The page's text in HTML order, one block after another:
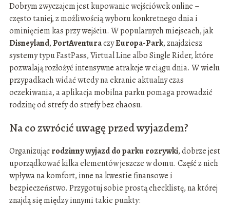
Dobrym zwyczajem jest kupowanie wejściówek online –
często taniej, z możliwością wyboru konkretnego dnia i
ominięciem kas przy wejściu. W popularnych miejscach, jak
Disneyland,PortAventuraczyEuropa-Park, znajdziesz
systemy typu FastPass, Virtual Line albo Single Rider, które
pozwalają rozłożyć intensywne atrakcje w ciągu dnia. W wielu
przypadkach widać wtedy na ekranie aktualny czas
oczekiwania, a aplikacja mobilna parku pomaga prowadzić
rodzinę od strefy do strefy bez chaosu.
Na co zwrócić uwagę przed wyjazdem?
Organizującrodzinny wyjazd do parku rozrywki, dobrze jest
uporządkować kilka elementów jeszcze w domu. Część z nich
wpływa na komfort, inne na kwestie finansowe i
bezpieczeństwo. Przygotuj sobie prostą checklistę, na której
znajdą się między innymi takie punkty: